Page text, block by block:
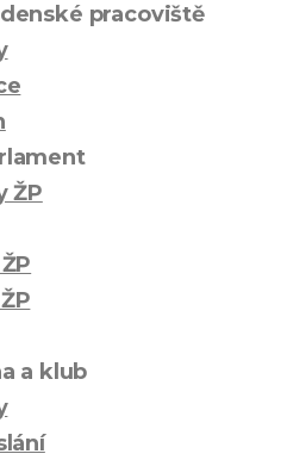
pracoviště
ŽP
a klub